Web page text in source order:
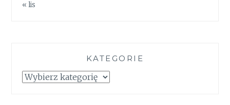
« lis
KATEGORIE
Kategorie